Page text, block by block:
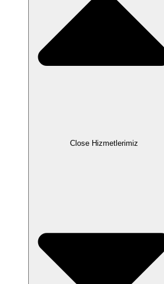
Close Hizmetlerimiz